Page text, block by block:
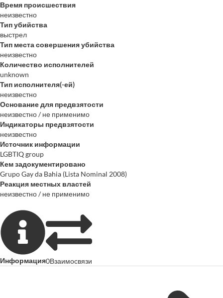
Время происшествия
неизвестно
Тип убийства
выстрел
Тип места совершения убийства
неизвестно
Количество исполнителей
unknown
Тип исполнителя(-ей)
неизвестно
Основание для предвзятости
неизвестно / не применимо
Индикаторы предвзятости
неизвестно
Источник информации
LGBTIQ group
Кем задокументировано
Grupo Gay da Bahia (Lista Nominal 2008)
Реакция местных властей
неизвестно / не применимо
Информация0Взаимосвязи